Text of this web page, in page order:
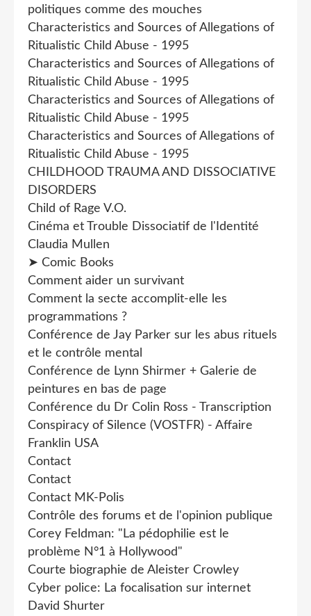
politiques comme des mouches
Characteristics and Sources of Allegations of
Ritualistic Child Abuse - 1995
Characteristics and Sources of Allegations of
Ritualistic Child Abuse - 1995
Characteristics and Sources of Allegations of
Ritualistic Child Abuse - 1995
Characteristics and Sources of Allegations of
Ritualistic Child Abuse - 1995
CHILDHOOD TRAUMA AND DISSOCIATIVE
DISORDERS
Child of Rage V.O.
Cinéma et Trouble Dissociatif de l'Identité
Claudia Mullen
➤ Comic Books
Comment aider un survivant
Comment la secte accomplit-elle les
programmations ?
Conférence de Jay Parker sur les abus rituels
et le contrôle mental
Conférence de Lynn Shirmer + Galerie de
peintures en bas de page
Conférence du Dr Colin Ross - Transcription
Conspiracy of Silence (VOSTFR) - Affaire
Franklin USA
Contact
Contact
Contact MK-Polis
Contrôle des forums et de l'opinion publique
Corey Feldman: "La pédophilie est le
problème N°1 à Hollywood"
Courte biographie de Aleister Crowley
Cyber police: La focalisation sur internet
David Shurter